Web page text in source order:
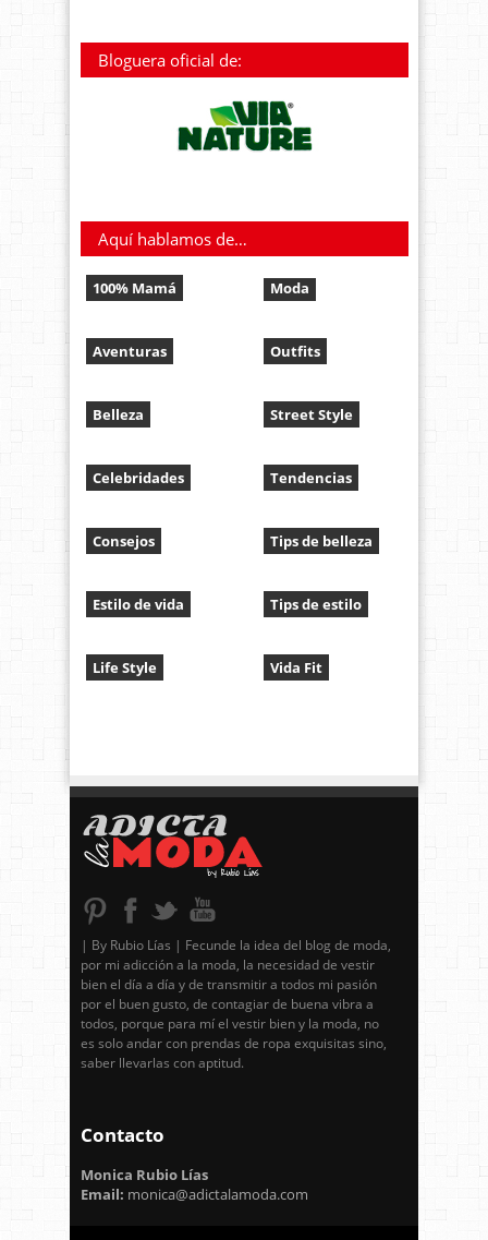
Bloguera oficial de:
Aquí hablamos de…
100% Mamá
Aventuras
Belleza
Celebridades
Consejos
Estilo de vida
Life Style
Moda
Outfits
Street Style
Tendencias
Tips de belleza
Tips de estilo
Vida Fit
| By Rubio Lías | Fecunde la idea del blog de moda,
por mi adicción a la moda, la necesidad de vestir
bien el día a día y de transmitir a todos mi pasión
por el buen gusto, de contagiar de buena vibra a
todos, porque para mí el vestir bien y la moda, no
es solo andar con prendas de ropa exquisitas sino,
saber llevarlas con aptitud.
Contacto
Monica Rubio Lías
Email: monica@adictalamoda.com